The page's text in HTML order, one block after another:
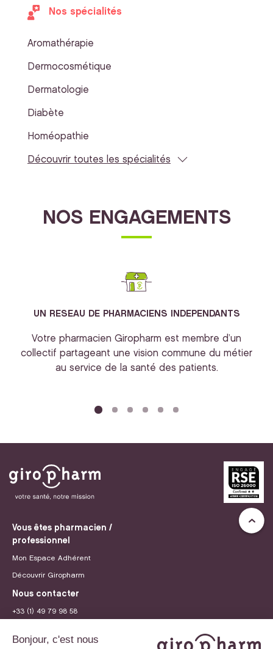
Nos spécialités
Aromathérapie
Dermocosmétique
Dermatologie
Diabète
Homéopathie
Découvrir toutes les spécialités
NOS ENGAGEMENTS
UN RESEAU DE PHARMACIENS INDEPENDANTS
Votre pharmacien Giropharm est membre d’un
collectif partageant une vision commune du métier
au service de la santé des patients.
Vous êtes pharmacien /
professionnel
Mon Espace Adhérent
Découvrir Giropharm
Nous contacter
+33 (1) 49 79 98 58
Recrutement